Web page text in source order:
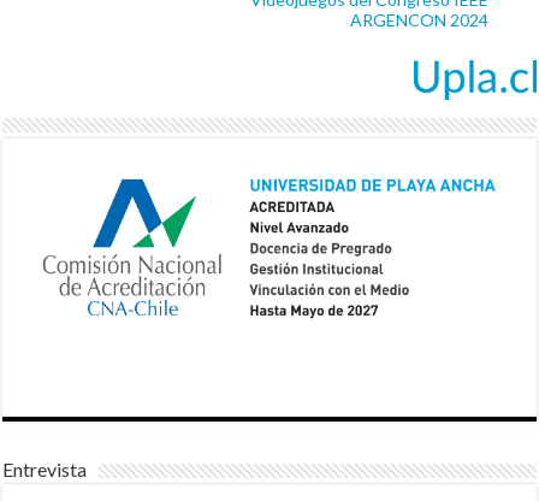
ARGENCON 2024
Entrevista